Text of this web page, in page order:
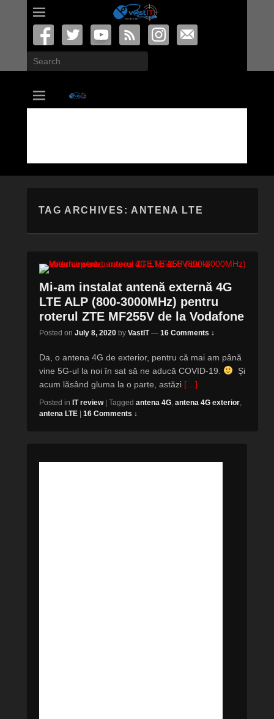
Search
vastIT.ro
Blog de Tehnologie
TAG ARCHIVES: ANTENA LTE
Mi-am instalat antenă externă 4G
LTE ALP (800-3000MHz) pentru
roterul ZTE MF255V de la Vodafone
Posted on July 8, 2020 by VastIT — 16 Comments ↓
Da, o antena 4G de exterior, pentru că mai am până
vine 5G-ul la noi în sat să ne aducă COVID-19.
Și
acum lăsând gluma la o parte, astăzi […]
Posted in IT review Tagged antena 4G, antena 4G exterior,
antena LTE
16 Comments ↓